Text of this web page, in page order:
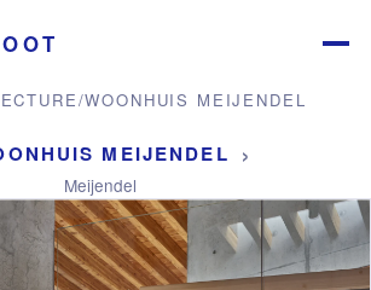
Menu
/WOONHUIS MEIJENDEL
MEIJENDEL ›
Meijendel